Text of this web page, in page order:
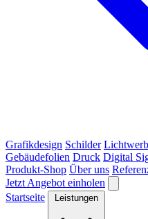
Grafikdesign Schilder
Gebäudefolien Druck Digital
Produkt-Shop Über uns
Jetzt Angebot einholen
Startseite